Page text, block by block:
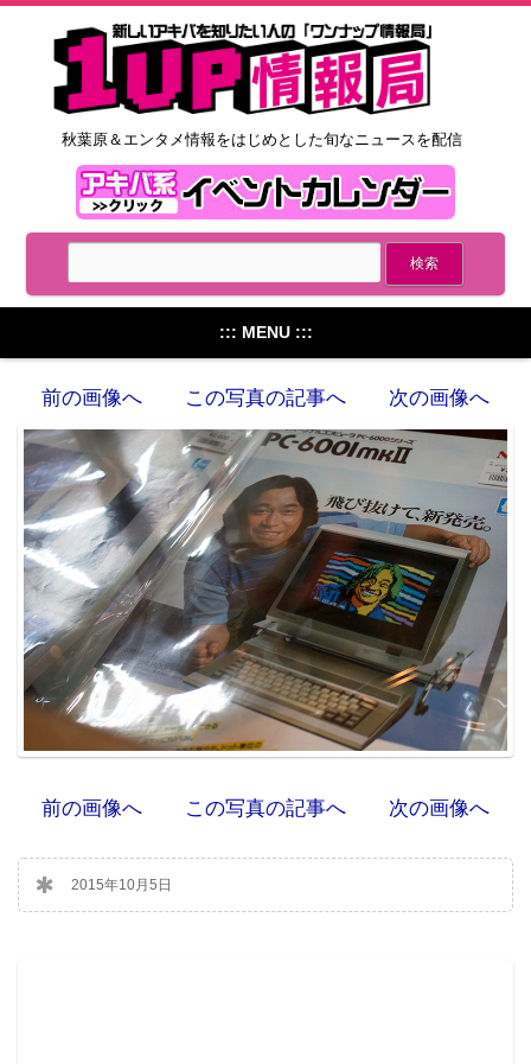
秋葉原＆エンタメ情報をはじめとした旬なニュースを配信
::: MENU :::
前の画像へ この写真の記事へ 次の画像へ
前の画像へ この写真の記事へ 次の画像へ
2015年10月5日